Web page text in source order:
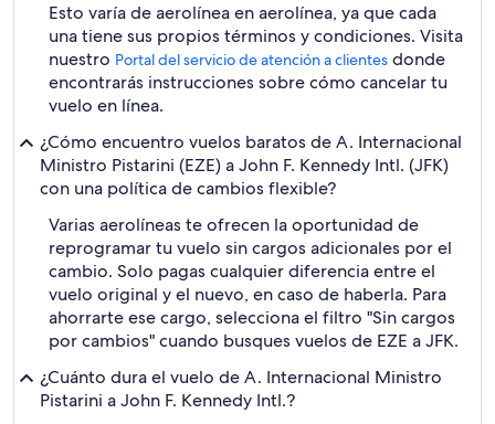
Esto varía de aerolínea en aerolínea, ya que cada
una tiene sus propios términos y condiciones. Visita
nuestro Portal del servicio de atención a clientes donde
encontrarás instrucciones sobre cómo cancelar tu
vuelo en línea.
¿Cómo encuentro vuelos baratos de A. Internacional
Ministro Pistarini (EZE) a John F. Kennedy Intl. (JFK)
con una política de cambios flexible?
Varias aerolíneas te ofrecen la oportunidad de
reprogramar tu vuelo sin cargos adicionales por el
cambio. Solo pagas cualquier diferencia entre el
vuelo original y el nuevo, en caso de haberla. Para
ahorrarte ese cargo, selecciona el filtro "Sin cargos
por cambios" cuando busques vuelos de EZE a JFK.
¿Cuánto dura el vuelo de A. Internacional Ministro
Pistarini a John F. Kennedy Intl.?